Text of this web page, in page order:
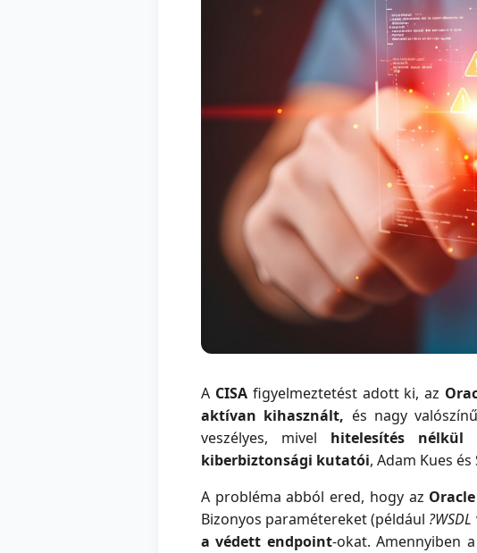
A CISAfigyelmeztetést adott ki, az
aktívan kihasznált, és nagy
veszélyes, mivel hitelesítés nélkül
kiberbiztonsági kutatói, Adam Kues
A probléma abból ered, hogy az
Bizonyos paramétereket (például ?WSDL
a védett endpoint-okat. Amennyiben